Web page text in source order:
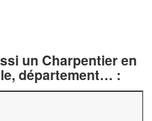
un Charpentier en
département… :